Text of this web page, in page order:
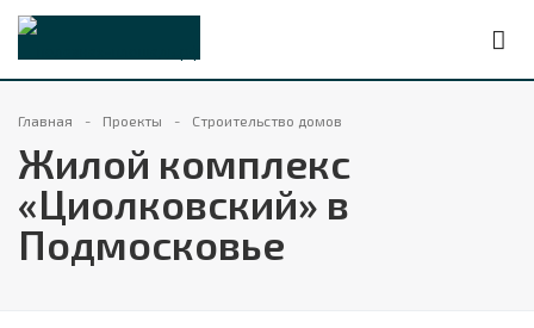
Главная Проекты Строительство домов
Жилой комплекс
«Циолковский» в
Подмосковье